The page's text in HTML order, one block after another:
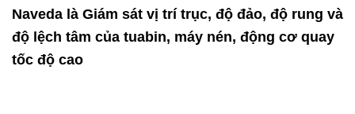
Naveda là Giám sát vị trí trục, độ đảo, độ rung và
độ lệch tâm của tuabin, máy nén, động cơ quay
tốc độ cao